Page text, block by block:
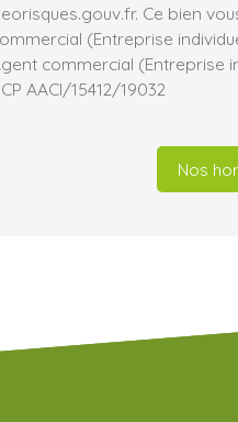
Ce bien
(Entreprise
commercial (Entreprise
AACI/15412/19032
Nos